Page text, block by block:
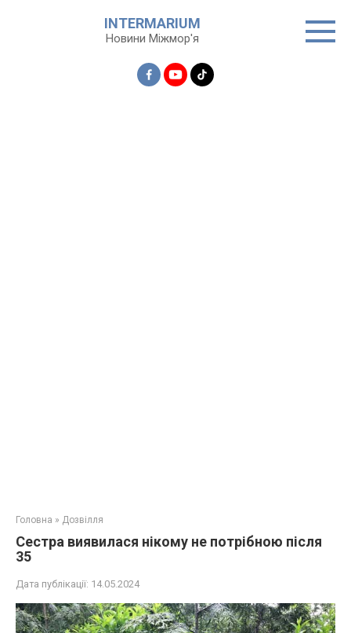
INTERMARIUM
Новини Міжмор'я
Головна » Дозвілля
Сестра виявилася нікому не потрібною після
35
Дата публікації: 14.05.2024